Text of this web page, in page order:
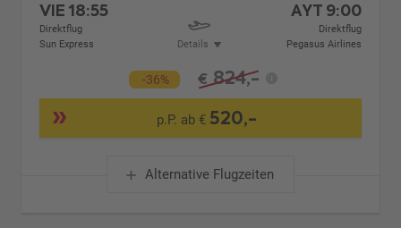
VIE18:55
Direktflug
Sun Express
Details
AYT 9:00
Direktflug
Pegasus Airlines
-36% € 824,-
p.P. ab € 520,-
Alternative Flugzeiten